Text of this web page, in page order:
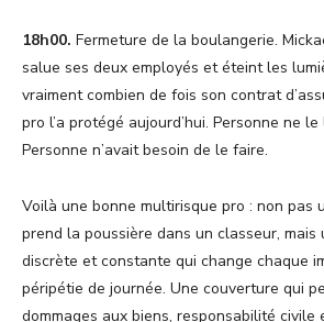
18h00. Fermeture de la boulangerie.
salue ses deux employés et éteint les
vraiment combien de fois son contrat
pro l’a protégé aujourd’hui. Personne ne
Personne n’avait besoin de le faire.
Voilà une bonne multirisque pro : non pas
prend la poussière dans un classeur, mais
discrète et constante qui change chaque
péripétie de journée. Une couverture qui
dommages aux biens, responsabilité civile